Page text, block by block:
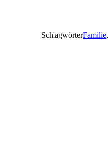
SchlagwörterFamilie,